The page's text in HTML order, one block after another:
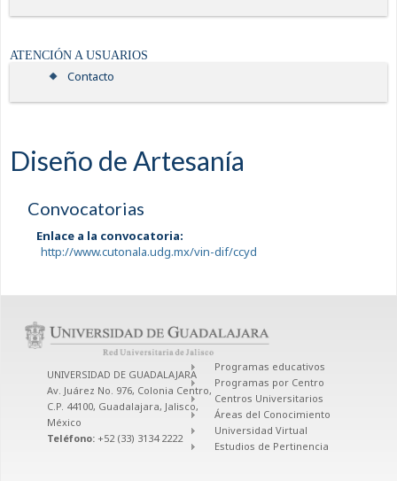
ATENCIÓN A USUARIOS
Contacto
Diseño de Artesanía
Convocatorias
Enlace a la convocatoria:
http://www.cutonala.udg.mx/vin-dif/ccyd
UNIVERSIDAD DE GUADALAJARA
Av. Juárez No. 976, Colonia Centro,
C.P. 44100, Guadalajara, Jalisco,
México
Teléfono: +52 (33) 3134 2222
Programas educativos
Programas por Centro
Centros Universitarios
Áreas del Conocimiento
Universidad Virtual
Estudios de Pertinencia